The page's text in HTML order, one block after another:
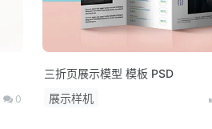
0
三折页展示模型 模板 PSD
展示样机